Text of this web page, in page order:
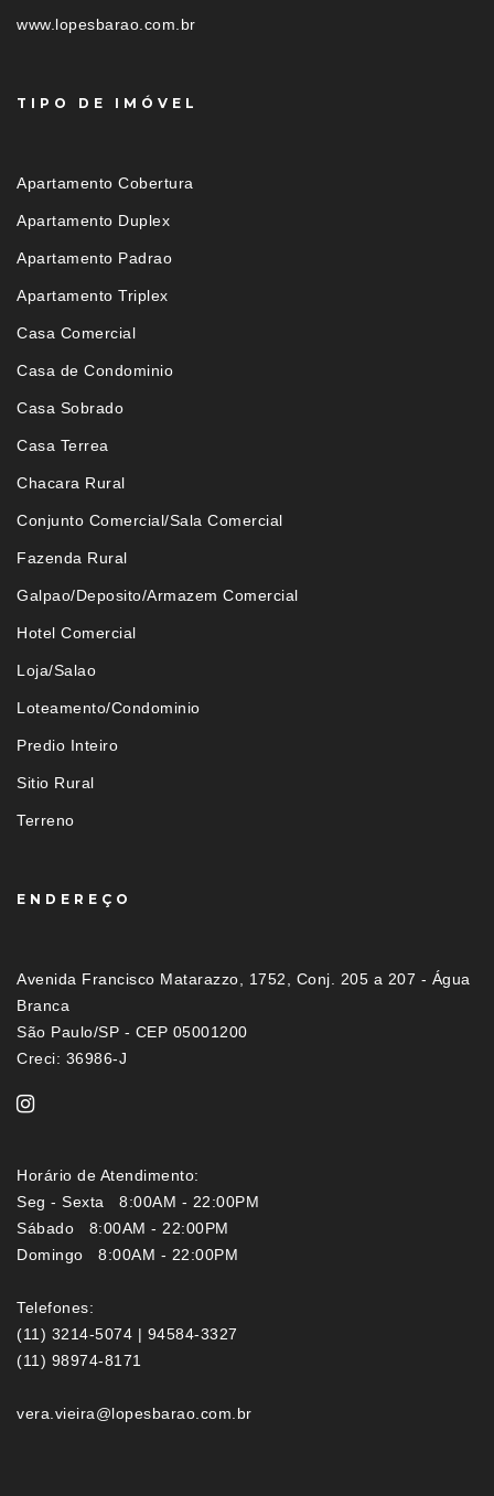
www.lopesbarao.com.br
TIPO DE IMÓVEL
Apartamento Cobertura
Apartamento Duplex
Apartamento Padrao
Apartamento Triplex
Casa Comercial
Casa de Condominio
Casa Sobrado
Casa Terrea
Chacara Rural
Conjunto Comercial/Sala Comercial
Fazenda Rural
Galpao/Deposito/Armazem Comercial
Hotel Comercial
Loja/Salao
Loteamento/Condominio
Predio Inteiro
Sitio Rural
Terreno
ENDEREÇO
Avenida Francisco Matarazzo, 1752, Conj. 205 a 207 - Água
Branca
São Paulo/SP - CEP 05001200
Creci: 36986-J
Horário de Atendimento:
Seg - Sexta 8:00AM - 22:00PM
Sábado 8:00AM - 22:00PM
Domingo 8:00AM - 22:00PM
Telefones:
(11) 3214-5074 | 94584-3327
(11) 98974-8171
vera.vieira@lopesbarao.com.br